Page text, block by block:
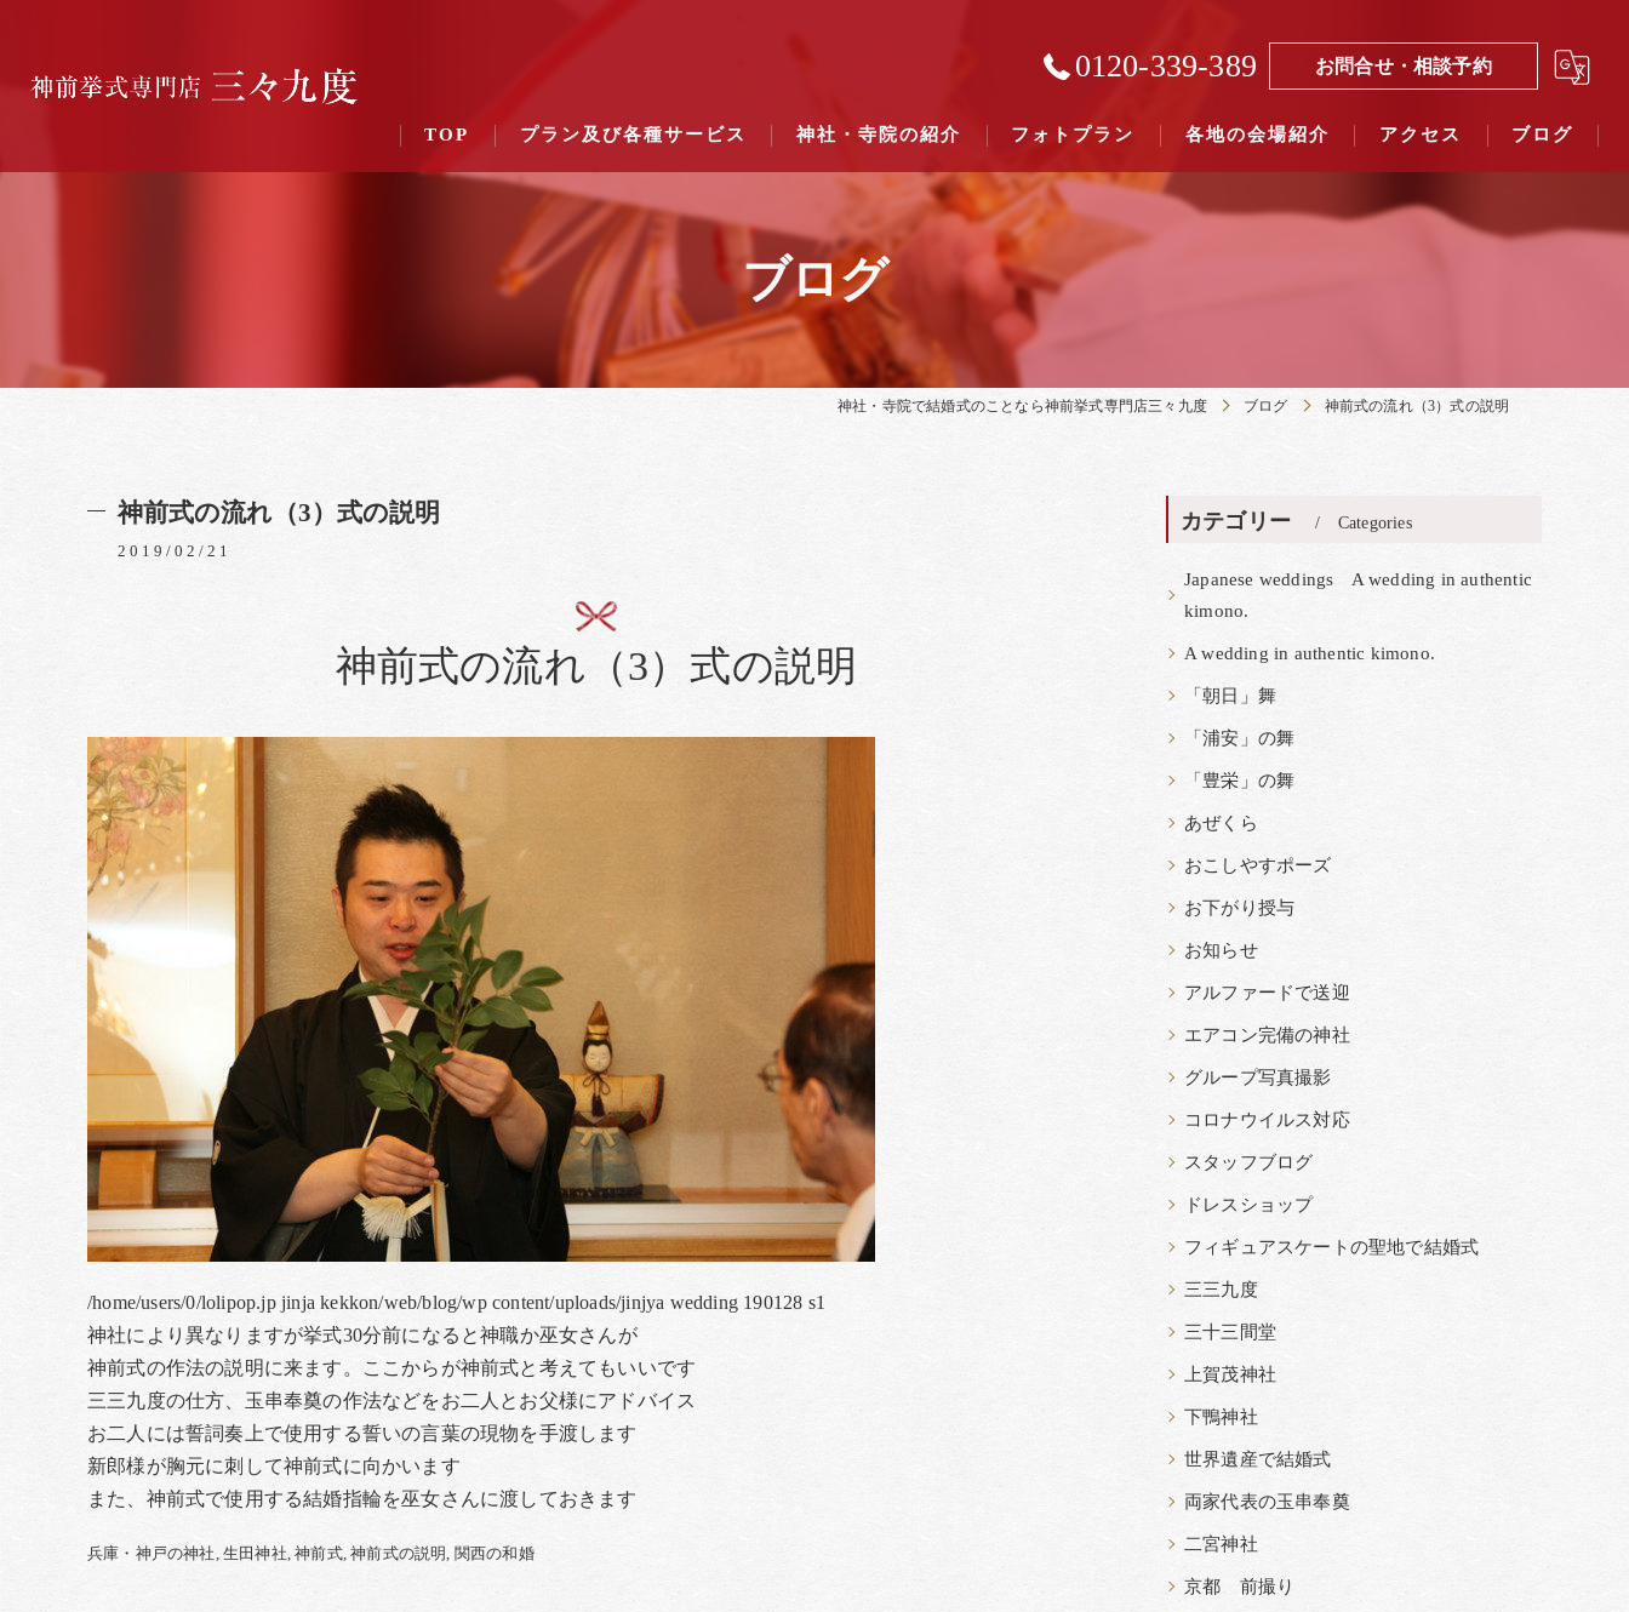
0120-339-389 お問合せ・相談予約
TOP プラン及び各種サービス 神社・寺院の紹介
結婚式のできる東京都下の神社一覧（４０社寺）｜三々九度東京
結婚式のできる関東六県の神社一覧（７５社）県別表示｜三々九度東京
フォトプラン 各地の会場紹介 アクセス ブログ
ブログ
神社・寺院で結婚式のことなら神前挙式専門店三々九度 ブログ 神前式の流れ（3）式の説明
神前式の流れ（3）式の説明
2019/02/21
神前式の流れ（3）式の説明
/home/users/0/lolipop.jp jinja kekkon/web/blog/wp content/uploads/jinjya wedding 190128 s1
神社により異なりますが挙式30分前になると神職か巫女さんが
神前式の作法の説明に来ます。ここからが神前式と考えてもいいです
三三九度の仕方、玉串奉奠の作法などをお二人とお父様にアドバイス
お二人には誓詞奏上で使用する誓いの言葉の現物を手渡します
新郎様が胸元に刺して神前式に向かいます
また、神前式で使用する結婚指輪を巫女さんに渡しておきます
兵庫・神戸の神社 生田神社 神前式 神前式の説明 関西の和婚
カテゴリー Categories
Japanese weddings A wedding in authentic
kimono.
A wedding in authentic kimono.
「朝日」舞
「浦安」の舞
「豊栄」の舞
あぜくら
おこしやすポーズ
お下がり授与
お知らせ
アルファードで送迎
エアコン完備の神社
グループ写真撮影
コロナウイルス対応
スタッフブログ
ドレスショップ
フィギュアスケートの聖地で結婚式
三三九度
三十三間堂
上賀茂神社
下鴨神社
世界遺産で結婚式
両家代表の玉串奉奠
二宮神社
京都 前撮り